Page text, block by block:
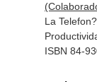
La
ISBN 84-